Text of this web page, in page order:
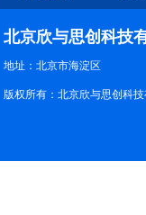
北京欣与思创科技
地址：北京市海淀区
版权所有：北京欣与思创科